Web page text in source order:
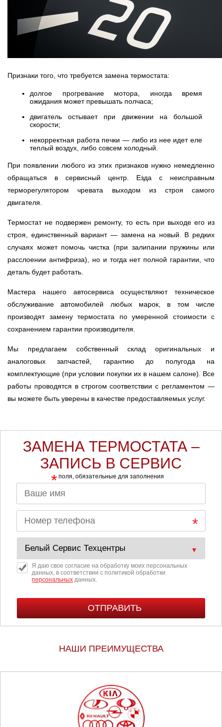
Признаки того, что требуется замена термостата:
долгое прогревание мотора, иногда время
ожидания может превышать полчаса;
двигатель остывает при движении на большой
скорости;
некорректная работа печки — либо из нее идет еле
теплый воздух, либо совсем холодный.
При появлении любого из этих признаков нужно немедленно
обращаться в сервисный центр. Езда с неисправным
терморегулятором чревата выходом из строя самого
двигателя.
Термостат не подвержен ремонту, то есть при выходе его из
строя, единственный вариант — замена на новый. В редких
случаях может помочь чистка (при залипании пружины или
расслоении антифриза), но и тогда нет полной гарантии, что
деталь будет работать.
Мастера нашего автосервиса осуществляют техническое
обслуживание автомобилей любых марок, в том числе
производят замену термостата по умеренной стоимости с
сохранением гарантии производителя.
Мы предлагаем собственный склад оригинальных и
аналоговых запчастей, гарантию до полугода на
комплектующие (при условии покупки их в нашем салоне). Все
работы проводятся в строгом соответствии с регламентом —
вы можете быть уверены в качестве предоставляемых услуг.
ЗАМЕНА ТЕРМОСТАТА –
ЗАПИСЬ В СЕРВИС
* поля, обязательные для заполнения
Я даю свое согласие на обработку моих персональных
данных, в соответствии с политикой обработки
персональных данных.
НАШИ ПРЕИМУЩЕСТВА